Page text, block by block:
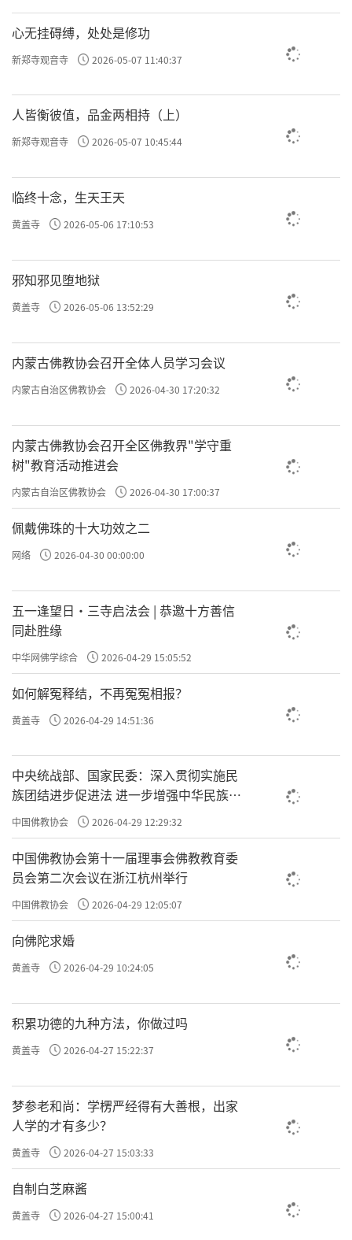
许方勇解读《了凡四训》（二一）
许方勇解读《了凡四训》（二二）
许方勇解读《了凡四训》（二三）
许方勇解读《了凡四训》（二六）
许方勇解读《了凡四训》（二八）
许方勇解读《了凡四训》（二九）
许方勇解读《了凡四训》（三零）
许方勇解读《了凡四训》（三三）
心无挂碍缚，处处是修功
新郑寺观音寺 2026-05-07 11:40:37
人皆衡彼值，品金两相持（上）
新郑寺观音寺 2026-05-07 10:45:44
临终十念，生天王天
黄盖寺 2026-05-06 17:10:53
邪知邪见堕地狱
黄盖寺 2026-05-06 13:52:29
内蒙古佛教协会召开全体人员学习会议
内蒙古自治区佛教协会 2026-04-30 17:20:32
内蒙古佛教协会召开全区佛教界"学守重
树"教育活动推进会
内蒙古自治区佛教协会 2026-04-30 17:00:37
佩戴佛珠的十大功效之二
网络 2026-04-30 00:00:00
五一逢望日・三寺启法会 | 恭邀十方善信
同赴胜缘
中华网佛学综合 2026-04-29 15:05:52
如何解冤释结，不再冤冤相报？
黄盖寺 2026-04-29 14:51:36
中央统战部、国家民委：深入贯彻实施民
族团结进步促进法 进一步增强中华民族凝
聚力向心力
中国佛教协会 2026-04-29 12:29:32
中国佛教协会第十一届理事会佛教教育委
员会第二次会议在浙江杭州举行
中国佛教协会 2026-04-29 12:05:07
向佛陀求婚
黄盖寺 2026-04-29 10:24:05
积累功德的九种方法，你做过吗
黄盖寺 2026-04-27 15:22:37
梦参老和尚：学楞严经得有大善根，出家
人学的才有多少？
黄盖寺 2026-04-27 15:03:33
自制白芝麻酱
黄盖寺 2026-04-27 15:00:41